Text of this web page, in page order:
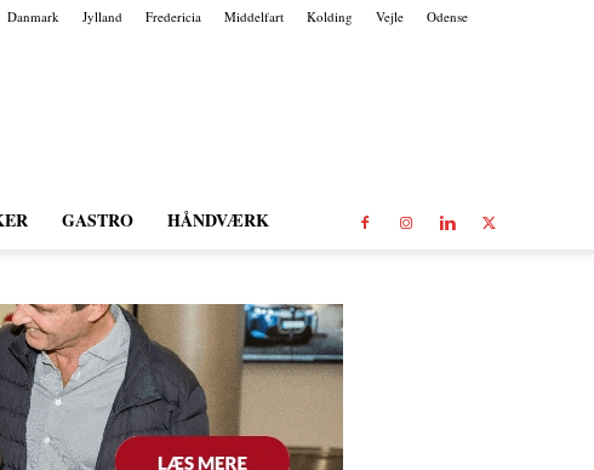
Danmark Jylland Fredericia Middelfart Kolding Vejle Odense
GASTRO HÅNDVÆRK